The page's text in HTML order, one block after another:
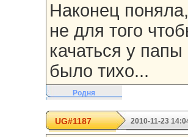
Наконец
не для того
качаться у
было тихо...
Родня
UG#1187 2010-11-23